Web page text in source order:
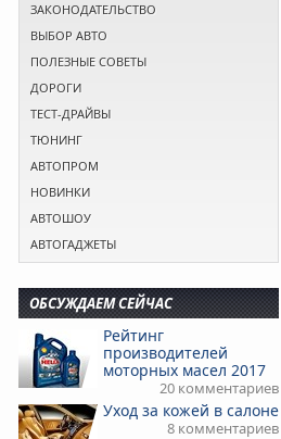
ЗАКОНОДАТЕЛЬСТВО
ВЫБОР АВТО
ПОЛЕЗНЫЕ СОВЕТЫ
ДОРОГИ
ТЕСТ-ДРАЙВЫ
ТЮНИНГ
АВТОПРОМ
НОВИНКИ
АВТОШОУ
АВТОГАДЖЕТЫ
ОБСУЖДАЕМ СЕЙЧАС
Рейтинг
производителей
моторных масел 2017
20 комментариев
Уход за кожей в салоне
8 комментариев